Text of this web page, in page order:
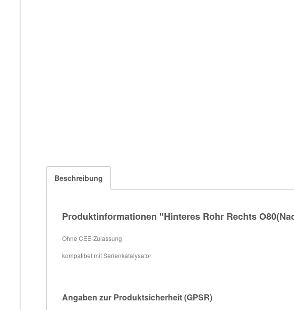
Beschreibung
Produktinformationen "Hinteres Rohr Rechts
Ohne CEE-Zulassung
kompatibel mit Serienkatalysator
Angaben zur Produktsicherheit (GPSR)